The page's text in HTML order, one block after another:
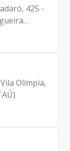
425 -
Quirós
Fabrício
Olímpia,